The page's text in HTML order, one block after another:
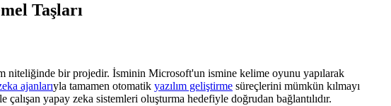
Taşları
niteliğinde bir projedir. İsminin Microsoft'un ismine kelime oyunu yapılarak
ajanlarıyla tamamen otomatik yazılım geliştirme süreçlerini mümkün kılmayı
yapay zeka sistemleri oluşturma hedefiyle doğrudan bağlantılıdır.